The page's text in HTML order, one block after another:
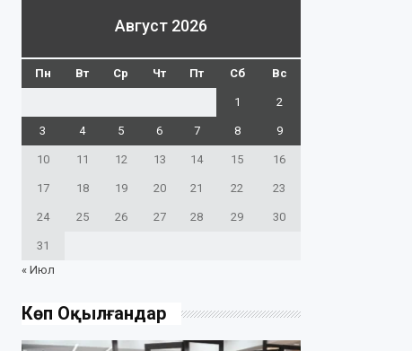
Август 2026
Пн Вт Ср Чт Пт Сб Вс
1 2
3 4 5 6 7 8 9
10 11 12 13 14 15 16
17 18 19 20 21 22 23
24 25 26 27 28 29 30
31
« Июл
Көп Оқылғандар